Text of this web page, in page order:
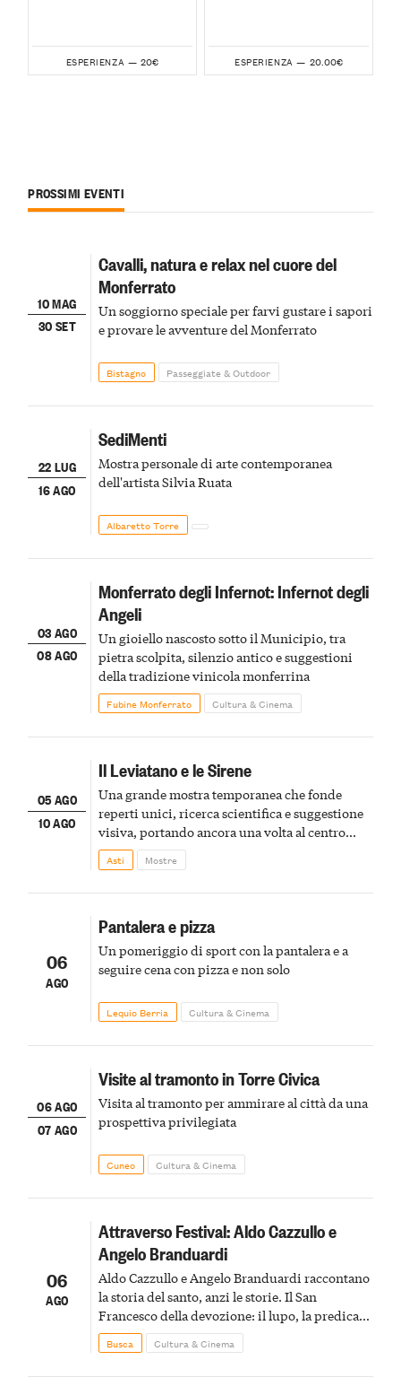
ESPERIENZA — 20€ ESPERIENZA — 20.00€
PROSSIMI EVENTI
10 MAG
30 SET
Cavalli, natura e relax nel cuore del
Monferrato
Un soggiorno speciale per farvi gustare i sapori
e provare le avventure del Monferrato
Bistagno Passeggiate & Outdoor
22 LUG
16 AGO
SediMenti
Mostra personale di arte contemporanea
dell'artista Silvia Ruata
Albaretto Torre
03 AGO
08 AGO
Monferrato degli Infernot: Infernot degli
Angeli
Un gioiello nascosto sotto il Municipio, tra
pietra scolpita, silenzio antico e suggestioni
della tradizione vinicola monferrina
Fubine Monferrato Cultura & Cinema
05 AGO
10 AGO
Il Leviatano e le Sirene
Una grande mostra temporanea che fonde
reperti unici, ricerca scientifica e suggestione
visiva, portando ancora una volta al centro
della scena le meraviglie del passato astigiano
Asti Mostre
06
AGO
Pantalera e pizza
Un pomeriggio di sport con la pantalera e a
seguire cena con pizza e non solo
Lequio Berria Cultura & Cinema
06 AGO
07 AGO
Visite al tramonto in Torre Civica
Visita al tramonto per ammirare al città da una
prospettiva privilegiata
Cuneo Cultura & Cinema
06
AGO
Attraverso Festival: Aldo Cazzullo e
Angelo Branduardi
Aldo Cazzullo e Angelo Branduardi raccontano
la storia del santo, anzi le storie. Il San
Francesco della devozione: il lupo, la predica
agli uccelli, le stimmate
Busca Cultura & Cinema